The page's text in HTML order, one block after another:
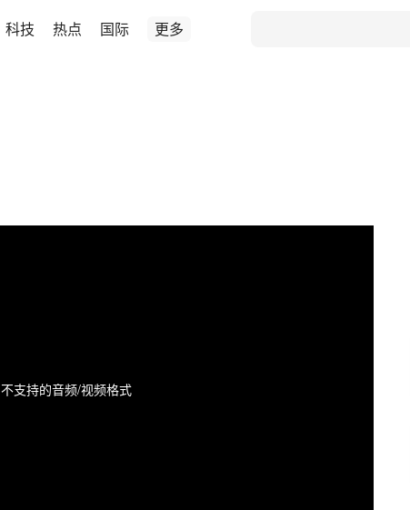
科技 热点 国际 更多
不支持的音频/视频格式